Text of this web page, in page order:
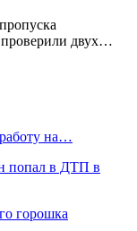
двух…
на…
попал в ДТП в
горошка